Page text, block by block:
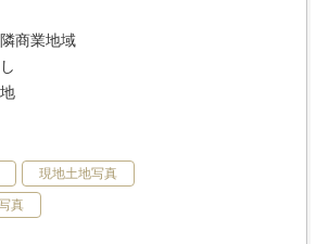
商業地域
現地土地写真
真